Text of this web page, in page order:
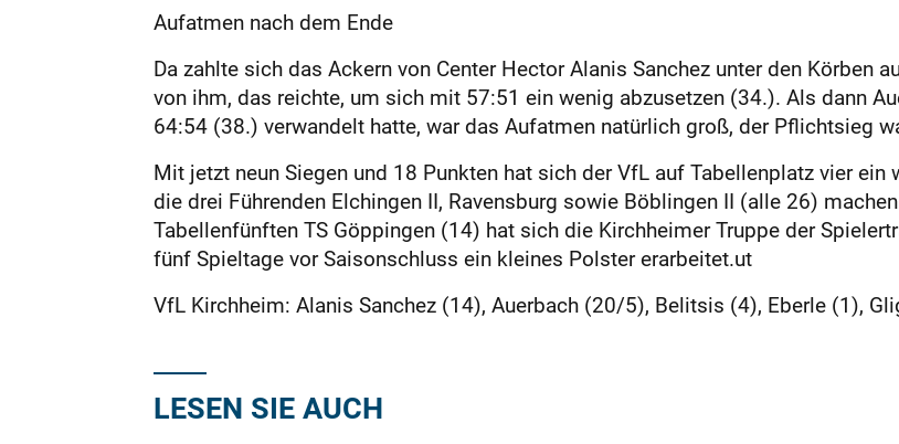
Aufatmen nach dem Ende
Da zahlte sich das Ackern von Center Hector Alanis Sanchez unter den Körben
von ihm, das reichte, um sich mit 57:51 ein wenig abzusetzen (34.). Als dann
64:54 (38.) verwandelt hatte, war das Aufatmen natürlich groß, der Pflichtsieg
Mit jetzt neun Siegen und 18 Punkten hat sich der VfL auf Tabellenplatz vier
die drei Führenden Elchingen II, Ravensburg sowie Böblingen II (alle 26)
Tabellenfünften TS Göppingen (14) hat sich die Kirchheimer Truppe der
fünf Spieltage vor Saisonschluss ein kleines Polster erarbeitet.ut
VfL Kirchheim: Alanis Sanchez (14), Auerbach (20/5), Belitsis (4), Eberle (1),
LESEN SIE AUCH